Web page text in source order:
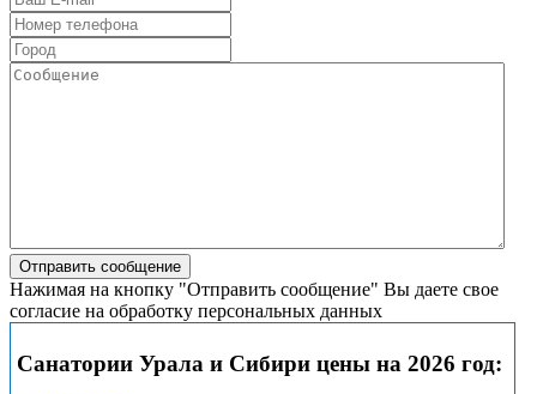
Нажимая на кнопку "Отправить сообщение" Вы даете свое
согласие на обработку персональных данных
Санатории Урала и Сибири цены на 2026 год: